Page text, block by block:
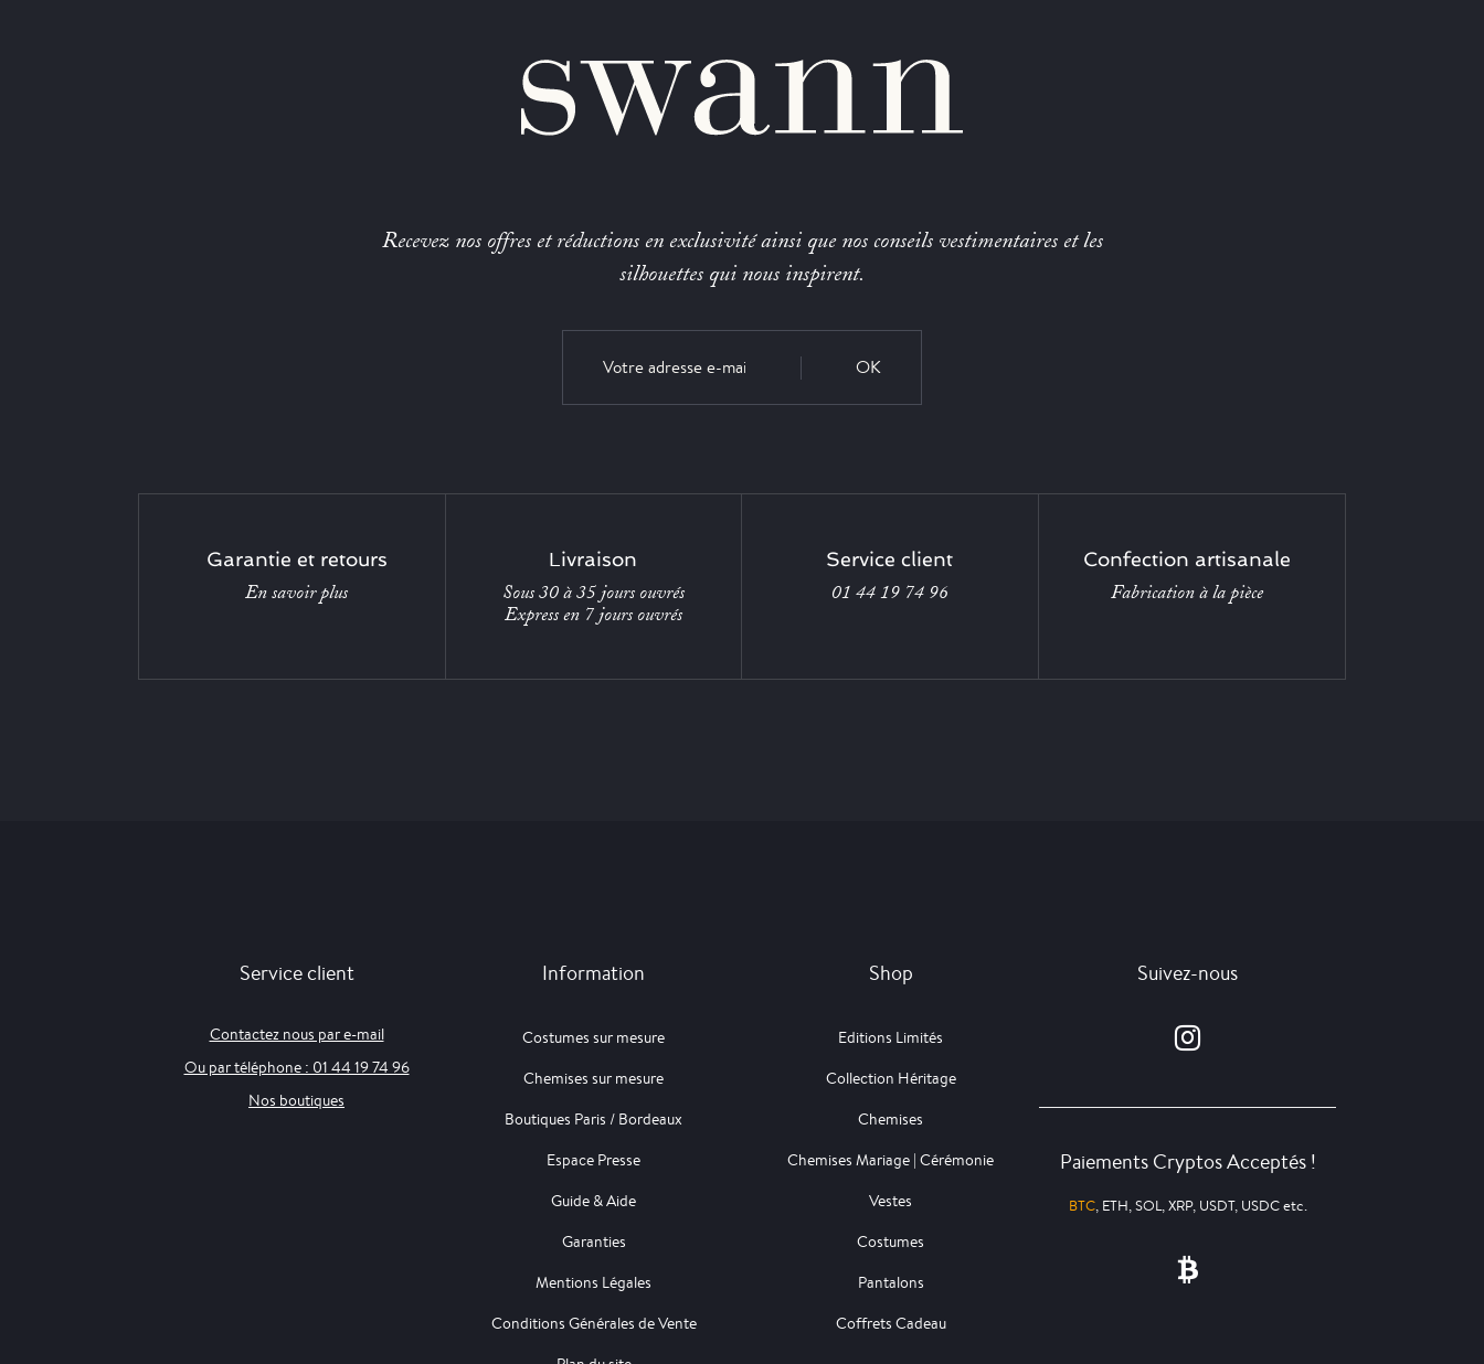
Recevez nos offres et réductions en exclusivité ainsi que nos conseils vestimentaires et les
silhouettes qui nous inspirent.
OK
Garantie et retours
En savoir plus
Livraison
Sous 30 à 35 jours ouvrés
Express en 7 jours ouvrés
Service client
01 44 19 74 96
Confection artisanale
Fabrication à la pièce
Service client
Contactez nous par e-mail
Ou par téléphone : 01 44 19 74 96
Nos boutiques
Information
Costumes sur mesure
Chemises sur mesure
Boutiques Paris / Bordeaux
Espace Presse
Guide & Aide
Garanties
Mentions Légales
Conditions Générales de Vente
Shop
Editions Limités
Collection Héritage
Chemises
Chemises Mariage | Cérémonie
Vestes
Costumes
Pantalons
Coffrets Cadeau
Suivez-nous
Paiements Cryptos Acceptés !
BTC, ETH, SOL, XRP, USDT, USDC etc.